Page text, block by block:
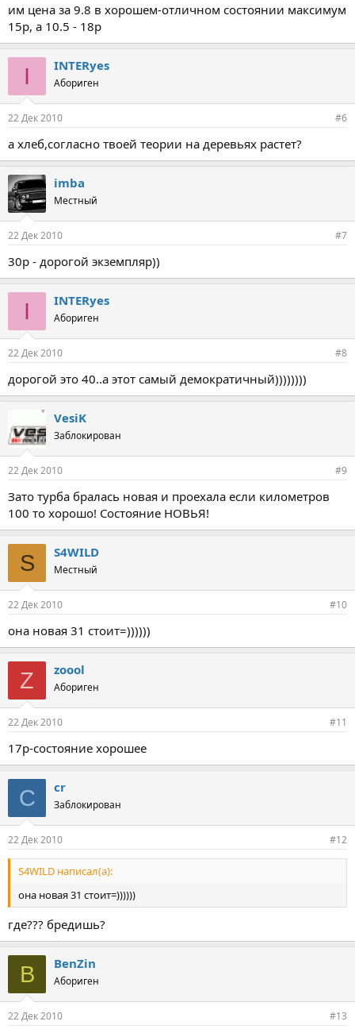
им цена за 9.8 в хорошем-отличном состоянии максимум
15р, а 10.5 - 18р
I INTERyes
Абориген
22 Дек 2010 #6
а хлеб,согласно твоей теории на деревьях растет?
imba
Местный
22 Дек 2010 #7
30р - дорогой экземпляр))
I INTERyes
Абориген
22 Дек 2010 #8
дорогой это 40..а этот самый демократичный))))))))
VesiK
Заблокирован
22 Дек 2010 #9
Зато турба бралась новая и проехала если километров
100 то хорошо! Состояние НОВЬЯ!
S S4WILD
Местный
22 Дек 2010 #10
она новая 31 стоит=))))))
Z zoool
Абориген
22 Дек 2010 #11
17р-состояние хорошее
C cr
Заблокирован
22 Дек 2010 #12
S4WILD написал(а):
она новая 31 стоит=))))))
где??? бредишь?
B BenZin
Абориген
22 Дек 2010 #13